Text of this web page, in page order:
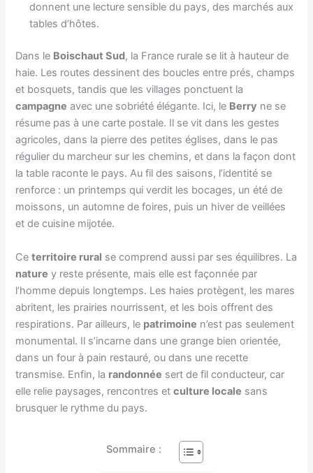
donnent une lecture sensible du pays, des marchés aux
tables d’hôtes.
Dans le Boischaut Sud, la France rurale se lit à hauteur de
haie. Les routes dessinent des boucles entre prés, champs
et bosquets, tandis que les villages ponctuent la
campagne avec une sobriété élégante. Ici, le Berry ne se
résume pas à une carte postale. Il se vit dans les gestes
agricoles, dans la pierre des petites églises, dans le pas
régulier du marcheur sur les chemins, et dans la façon dont
la table raconte le pays. Au fil des saisons, l’identité se
renforce : un printemps qui verdit les bocages, un été de
moissons, un automne de foires, puis un hiver de veillées
et de cuisine mijotée.
Ceterritoire rural se comprend aussi par ses équilibres. La
nature y reste présente, mais elle est façonnée par
l’homme depuis longtemps. Les haies protègent, les mares
abritent, les prairies nourrissent, et les bois offrent des
respirations. Par ailleurs, le patrimoine n’est pas seulement
monumental. Il s’incarne dans une grange bien orientée,
dans un four à pain restauré, ou dans une recette
transmise. Enfin, la randonnée sert de fil conducteur, car
elle relie paysages, rencontres etculture locale sans
brusquer le rythme du pays.
Sommaire :